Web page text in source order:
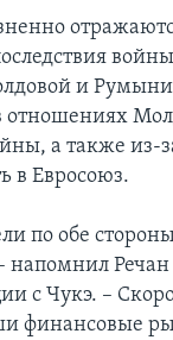
и
отношениях
а также из-
в Евросоюз.
по обе
напомнил Речан
с Чукэ. –
финансовые